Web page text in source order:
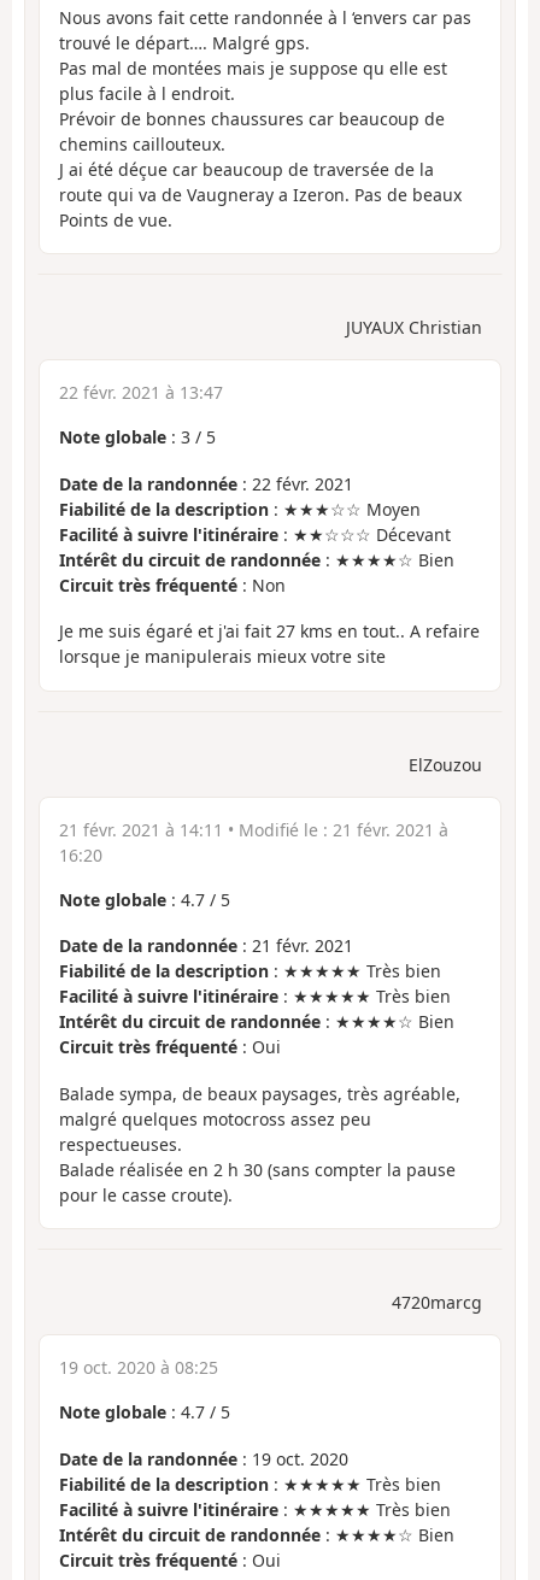
Nous avons fait cette randonnée à l ‘envers car pas
trouvé le départ…. Malgré gps.
Pas mal de montées mais je suppose qu elle est
plus facile à l endroit.
Prévoir de bonnes chaussures car beaucoup de
chemins caillouteux.
J ai été déçue car beaucoup de traversée de la
route qui va de Vaugneray a Izeron. Pas de beaux
Points de vue.
JUYAUX Christian
22 févr. 2021 à 13:47
Note globale : 3 / 5
Date de la randonnée : 22 févr. 2021
Fiabilité de la description : ★★★☆☆ Moyen
Facilité à suivre l'itinéraire : ★★☆☆☆ Décevant
Intérêt du circuit de randonnée : ★★★★☆ Bien
Circuit très fréquenté : Non
Je me suis égaré et j'ai fait 27 kms en tout.. A refaire
lorsque je manipulerais mieux votre site
ElZouzou
21 févr. 2021 à 14:11 • Modifié le : 21 févr. 2021 à
16:20
Note globale : 4.7 / 5
Date de la randonnée : 21 févr. 2021
Fiabilité de la description : ★★★★★ Très bien
Facilité à suivre l'itinéraire : ★★★★★ Très bien
Intérêt du circuit de randonnée : ★★★★☆ Bien
Circuit très fréquenté : Oui
Balade sympa, de beaux paysages, très agréable,
malgré quelques motocross assez peu
respectueuses.
Balade réalisée en 2 h 30 (sans compter la pause
pour le casse croute).
4720marcg
19 oct. 2020 à 08:25
Note globale : 4.7 / 5
Date de la randonnée : 19 oct. 2020
Fiabilité de la description : ★★★★★ Très bien
Facilité à suivre l'itinéraire : ★★★★★ Très bien
Intérêt du circuit de randonnée : ★★★★☆ Bien
Circuit très fréquenté : Oui